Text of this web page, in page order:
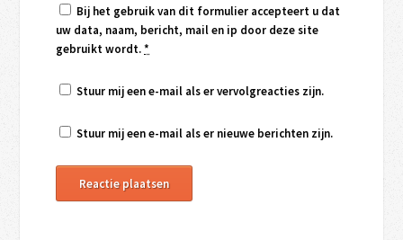
Bij het gebruik van dit formulier accepteert u dat
uw data, naam, bericht, mail en ip door deze site
gebruikt wordt.*
Stuur mij een e-mail als er vervolgreacties zijn.
Stuur mij een e-mail als er nieuwe berichten zijn.